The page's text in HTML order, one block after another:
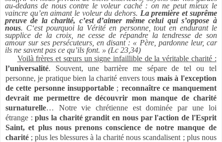
au-dedans de nous contre le voleur caché : on ne peut mieux le
vaincre qu’en aimant le voleur du dehors. La première et suprême
preuve de la charité, c’est d’aimer même celui qui s’oppose à
nous. C‘est pourquoi la Vérité en personne, tout en endurant le
supplice de la croix, ne cesse de répandre la tendresse de son
amour sur ses persécuteurs, en disant : « Père, pardonne leur, car
ils ne savent pas ce qu’ils font. » (Lc 23,34)
Voilà frères et sœurs un signe infaillible de la véritable charité :
l’universalité. Souvent, une barrière me sépare de tel ou tel
personne, je pratique bien la charité envers tous mais à l'exception
de cette personne insupportable ; reconnaître ce manquement
devrait me permettre de découvrir mon manque de charité
surnaturelle… Notre vie chrétienne est dominée par une loi
étrange :plus la charité grandit en nous par l'action de l'Esprit
Saint, et plus nous prenons conscience de notre manque de
charité ; plus les blessures à la charité nous scandalisent ; plus nous